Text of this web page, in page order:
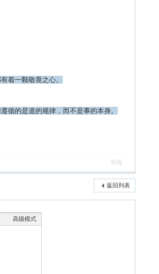
着一颗敬畏之心。
循的是道的规律，而不是事的本身。
举报
返回列表
高级模式